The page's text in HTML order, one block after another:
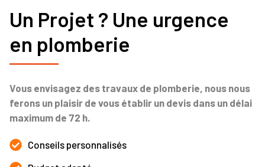
Un Projet ? Une urgence
en plomberie
Vous envisagez des travaux de plomberie, nous nous
ferons un plaisir de vous établir un devis dans un délai
maximum de 72 h.
Conseils personnalisés